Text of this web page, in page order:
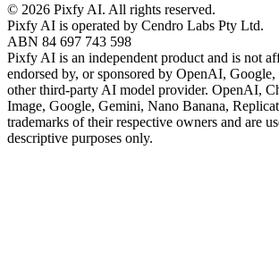
© 2026 Pixfy AI. All rights reserved.
Pixfy AI is operated by Cendro Labs Pty Ltd.
ABN 84 697 743 598
Pixfy AI is an independent product and is not
endorsed by, or sponsored by OpenAI,
other third-party AI model provider. OpenAI,
Image, Google, Gemini, Nano Banana,
trademarks of their respective owners and are
descriptive purposes only.